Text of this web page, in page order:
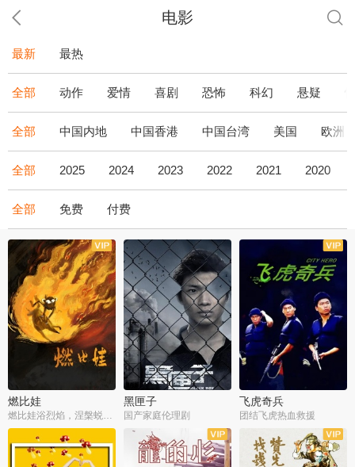
电影
最新 最热
全部 动作 爱情 喜剧 恐怖 科幻 悬疑
全部 中国内地 中国香港 中国台湾 美国 欧洲
全部 2025 2024 2023 2022 2021 2020
全部 免费 付费
燃比娃
燃比娃浴烈焰，涅槃蜕变成人
黑匣子
国产家庭伦理剧
飞虎奇兵
团结飞虎热血救援